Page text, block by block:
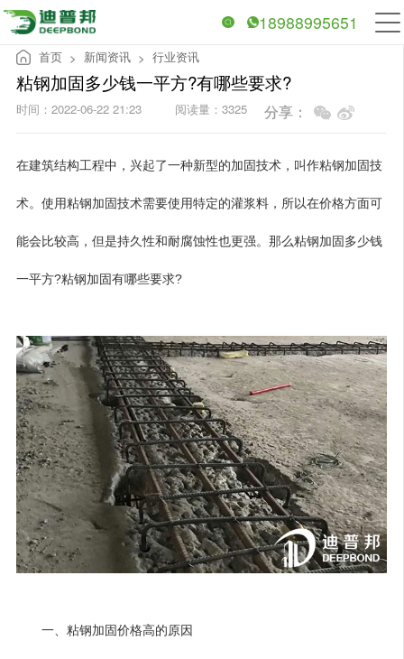
18988995651
首页 > 新闻资讯 >行业资讯
粘钢加固多少钱一平方?有哪些要求?
时间：2022-06-22 21:23 阅读量：3325 分享：
在建筑结构工程中，兴起了一种新型的加固技术，叫作粘钢加固技
术。使用粘钢加固技术需要使用特定的灌浆料，所以在价格方面可
能会比较高，但是持久性和耐腐蚀性也更强。那么粘钢加固多少钱
一平方?粘钢加固有哪些要求?
一、粘钢加固价格高的原因